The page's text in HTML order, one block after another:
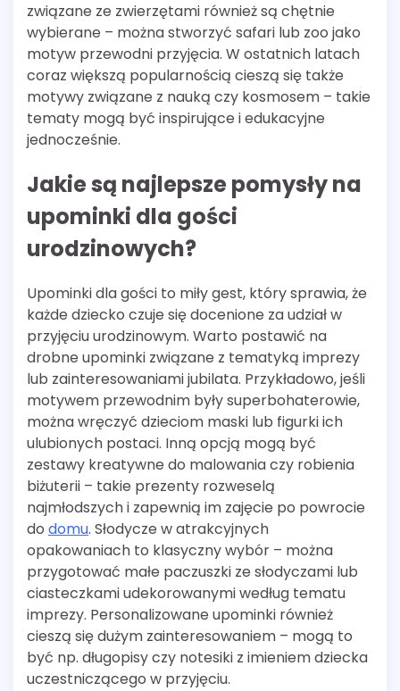
związane ze zwierzętami również są chętnie
wybierane – można stworzyć safari lub zoo jako
motyw przewodni przyjęcia. W ostatnich latach
coraz większą popularnością cieszą się także
motywy związane z nauką czy kosmosem – takie
tematy mogą być inspirujące i edukacyjne
jednocześnie.
Jakie są najlepsze pomysły na
upominki dla gości
urodzinowych?
Upominki dla gości to miły gest, który sprawia, że
każde dziecko czuje się docenione za udział w
przyjęciu urodzinowym. Warto postawić na
drobne upominki związane z tematyką imprezy
lub zainteresowaniami jubilata. Przykładowo, jeśli
motywem przewodnim były superbohaterowie,
można wręczyć dzieciom maski lub figurki ich
ulubionych postaci. Inną opcją mogą być
zestawy kreatywne do malowania czy robienia
biżuterii – takie prezenty rozweselą
najmłodszych i zapewnią im zajęcie po powrocie
do domu. Słodycze w atrakcyjnych
opakowaniach to klasyczny wybór – można
przygotować małe paczuszki ze słodyczami lub
ciasteczkami udekorowanymi według tematu
imprezy. Personalizowane upominki również
cieszą się dużym zainteresowaniem – mogą to
być np. długopisy czy notesiki z imieniem dziecka
uczestniczącego w przyjęciu.